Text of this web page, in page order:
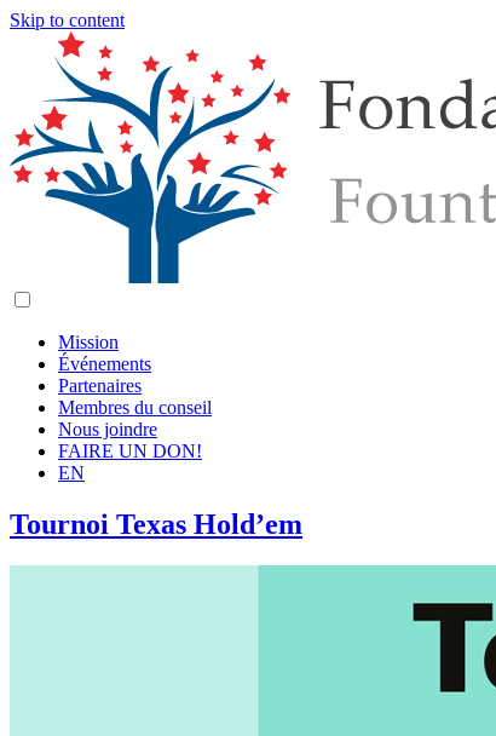
Skip to content
Mission
Événements
Partenaires
Membres du conseil
Nous joindre
FAIRE UN DON!
EN
Tournoi Texas Hold’em